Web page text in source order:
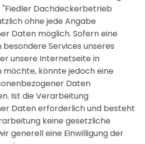
Dachdeckerbetrieb
ohne jede Angabe
Daten möglich. Sofern eine
Services unseres
unsere Internetseite in
könnte jedoch eine
Daten
Ist die Verarbeitung
Daten erforderlich und besteht
keine gesetzliche
generell eine Einwilligung der